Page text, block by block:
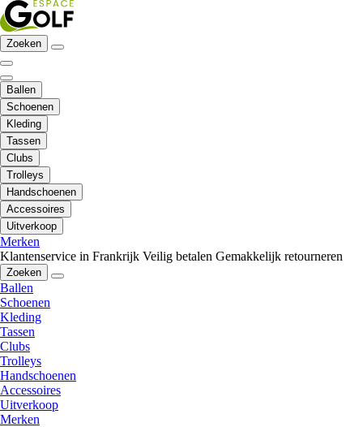
Zoeken
Ballen
Schoenen
Kleding
Tassen
Clubs
Trolleys
Handschoenen
Accessoires
Uitverkoop
Merken
Klantenservice in Frankrijk Veilig betalen Gemakkelijk retourneren
Zoeken
Ballen
Schoenen
Kleding
Tassen
Clubs
Trolleys
Handschoenen
Accessoires
Uitverkoop
Merken